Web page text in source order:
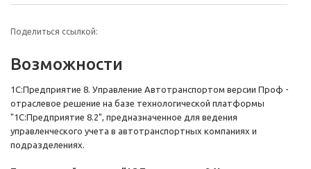
Поделиться ссылкой:
Возможности
1С:Предприятие 8. Управление Автотранспортом версии Проф -
отраслевое решение на базе технологической платформы
"1С:Предприятие 8.2", предназначенное для ведения
управленческого учета в автотранспортных компаниях и
подразделениях.